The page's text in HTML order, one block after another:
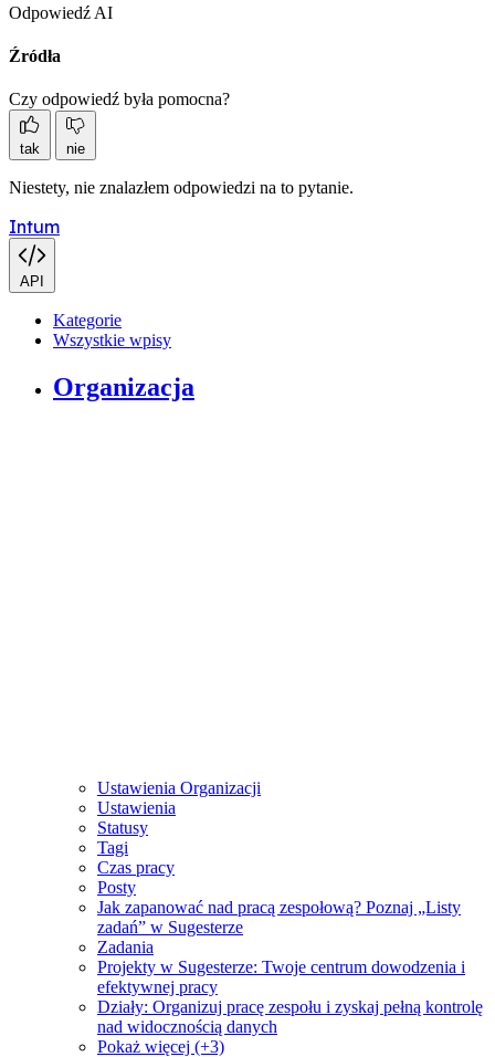
Odpowiedź AI
Źródła
Czy odpowiedź była pomocna?
tak nie
Niestety, nie znalazłem odpowiedzi na to pytanie.
Intum
API
Kategorie
Wszystkie wpisy
Organizacja
Ustawienia Organizacji
Ustawienia
Statusy
Tagi
Czas pracy
Posty
Jak zapanować nad pracą zespołową? Poznaj „Listy
zadań” w Sugesterze
Zadania
Projekty w Sugesterze: Twoje centrum dowodzenia i
efektywnej pracy
Działy: Organizuj pracę zespołu i zyskaj pełną kontrolę
nad widocznością danych
Pokaż więcej (+3)